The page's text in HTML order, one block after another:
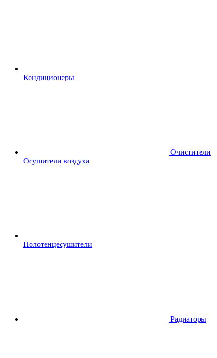
Кондиционеры
Очистители
Осушители воздуха
Полотенцесушители
Радиаторы